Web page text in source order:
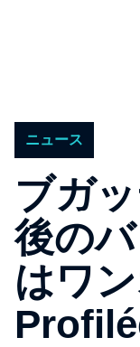
ニュース
ブガ
後の
はワ